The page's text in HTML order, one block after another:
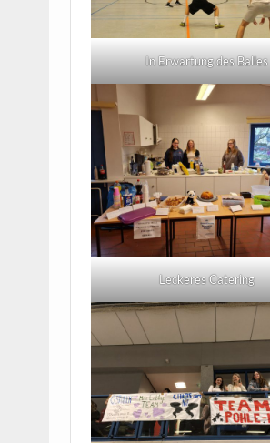
In Erwartung des Balles
Leckeres Catering